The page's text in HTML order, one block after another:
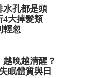
水孔都是頭
4大掉髮類
忽
晚越清醒？
眠體質與日